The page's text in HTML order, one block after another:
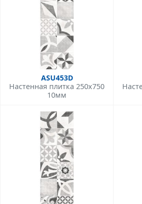
ASU453D
Настенная плитка 250x750
10мм